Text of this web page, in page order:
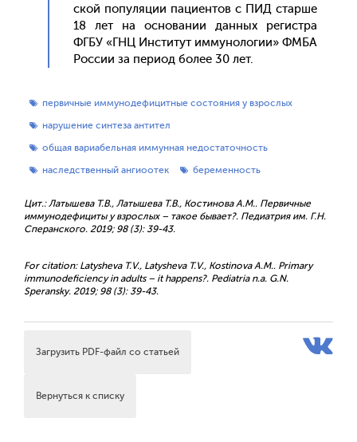
ской по­пуля­ции па­ци­ен­тов с ПИД стар­ше
18 лет на ос­но­вании дан­ных ре­гис­тра
ФГБУ «ГНЦ Ин­сти­тут им­му­ноло­гии» ФМБА
Рос­сии за пе­ри­од бо­лее 30 лет.
первичные иммунодефицитные состояния у взрослых
нарушение синтеза антител
общая вариабельная иммунная недостаточность
наследственный ангиоотек
беременность
Цит.: Латышева Т.В., Латышева Т.В., Костинова А.М.. Первичные
иммунодефициты у взрослых – такое бывает?. Педиатрия им. Г.Н.
Сперанского. 2019; 98 (3): 39-43.
For citation: Latysheva Т.V., Latysheva Т.V., Kostinova А.М.. Primary
immunodeficiency in adults – it happens?. Pediatria n.a. G.N.
Speransky. 2019; 98 (3): 39-43.
Загрузить PDF-файл со статьей
Вернуться к списку